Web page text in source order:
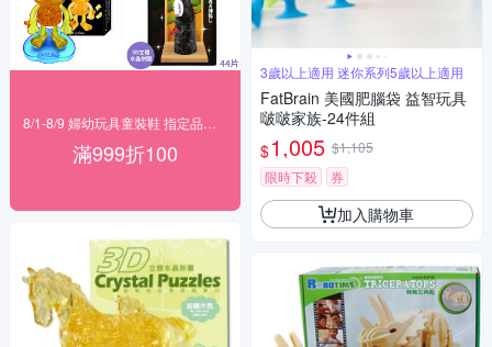
滿999折100
3歲以上適用 迷你系列5歲以上適用
FatBrain 美國肥腦袋 益智玩具
啵啵家族-24件組
$1,005 $1,105
限時下殺
券
加入購物車